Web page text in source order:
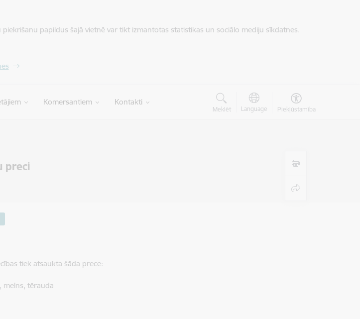
papildus šajā vietnē var tikt izmantotas statistikas un sociālo mediju sīkdatnes.
Komersantiem Kontakti
Meklēt Language Piekļūstamība
preci
tiek atsaukta šāda prece:
melns, tērauda